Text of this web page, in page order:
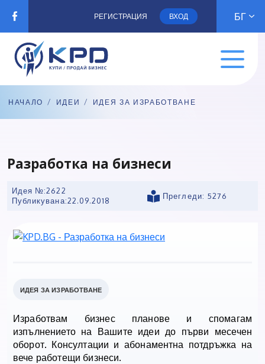
РЕГИСТРАЦИЯ ВХОД БГ
НАЧАЛО / ИДЕИ / ИДЕЯ ЗА ИЗРАБОТВАНЕ
Разработка на бизнеси
Идея №:2622
Публикувана:22.09.2018
Прегледи: 5276
ИДЕЯ ЗА ИЗРАБОТВАНЕ
Изработвам бизнес планове и спомагам
изпълнението на Вашите идеи до първи месечен
оборот. Консултации и абонаментна потдръжка на
вече работещи бизнеси.